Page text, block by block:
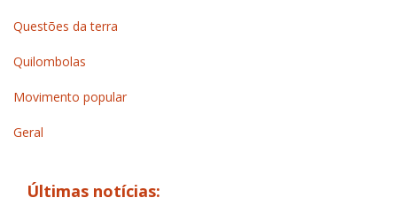
Questões da terra
Quilombolas
Movimento popular
Geral
Últimas notícias: